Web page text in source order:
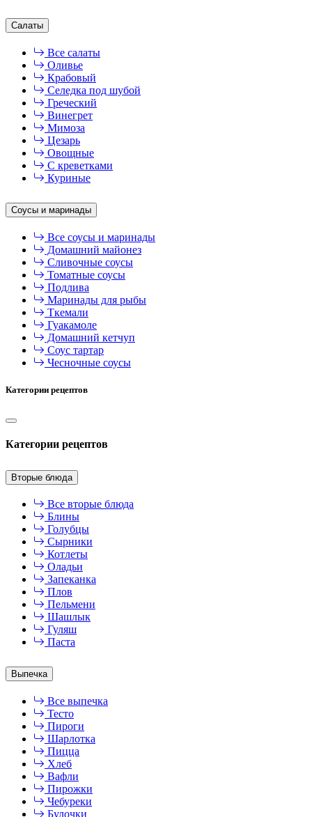
Салаты
Все салаты
Оливье
Крабовый
Селедка под шубой
Греческий
Винегрет
Мимоза
Цезарь
Овощные
С креветками
Куриные
Соусы и маринады
Все соусы и маринады
Домашний майонез
Сливочные соусы
Томатные соусы
Подлива
Маринады для рыбы
Ткемали
Гуакамоле
Домашний кетчуп
Соус тартар
Чесночные соусы
Категории рецептов
Категории рецептов
Вторые блюда
Все вторые блюда
Блины
Голубцы
Сырники
Котлеты
Оладьи
Запеканка
Плов
Пельмени
Шашлык
Гуляш
Паста
Выпечка
Все выпечка
Тесто
Пироги
Шарлотка
Пицца
Хлеб
Вафли
Пирожки
Чебуреки
Булочки